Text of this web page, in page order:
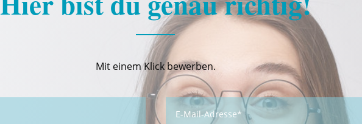
Mit einem Klick bewerben.